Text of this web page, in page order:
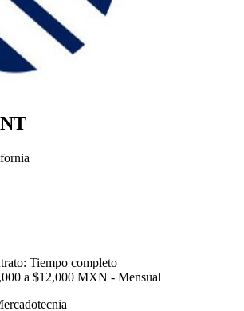
Tiempo completo
a $12,000 MXN - Mensual